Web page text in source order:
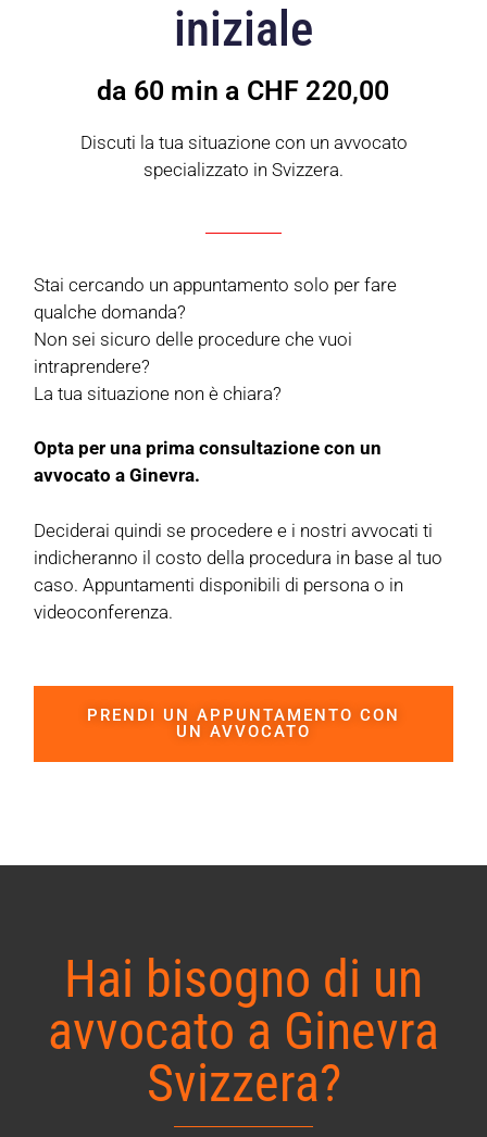
iniziale
da 60 min a CHF 220,00
Discuti la tua situazione con un avvocato
specializzato in Svizzera.
Stai cercando un appuntamento solo per fare
qualche domanda?
Non sei sicuro delle procedure che vuoi
intraprendere?
La tua situazione non è chiara?
Opta per una prima consultazione con un
avvocato a Ginevra.
Deciderai quindi se procedere e i nostri avvocati ti
indicheranno il costo della procedura in base al tuo
caso. Appuntamenti disponibili di persona o in
videoconferenza.
PRENDI UN APPUNTAMENTO CON
UN AVVOCATO
Hai bisogno di un
avvocato a Ginevra
Svizzera?